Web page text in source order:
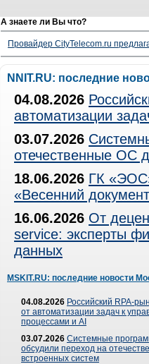
А знаете ли Вы что?
Провайдер CityTelecom.ru
NNIT.RU: последние
04.08.2026
автоматизации
03.07.2026
отечественные ОС
18.06.2026 ГК
«Весенний
16.06.2026 От
service: эксперты
данных
MSKIT.RU: последние новости
04.08.2026 Российский RPA-
от автоматизации задач к
процессами и AI
03.07.2026 Системные
обсудили переход на
встроенных систем